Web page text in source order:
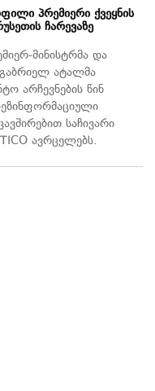
პრემიერი ქვეყნის
ჩარევაზე
მინისტრმა და
ატალმა
არჩევნების წინ
საჩივარი
ავრცელებს.